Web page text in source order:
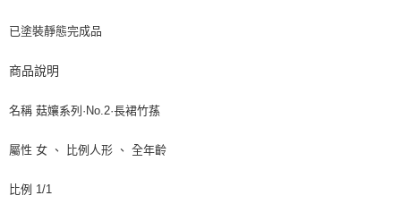
已塗裝靜態完成品
商品說明
名稱 菇孃系列·No.2·長裙竹蓀
屬性 女 、 比例人形 、 全年齡
比例 1/1